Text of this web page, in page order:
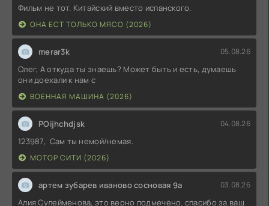
Фильм не тот. Китайский вместо испанского.
ОНА ЕСТ ТОЛЬКО МЯСО (2026)
merar3k 05.08.26
Олег, А откуда ты знаешь? Может быть и есть, думаешь
они доехали к нам с
ВОЕННАЯ МАШИНА (2026)
POijhchdjsk 04.08.26
123987, Сам ты немой/немая.
МОТОР СИТИ (2026)
артем зубарев иваново сосновая 9а 03.08.26
Алия Сулейменова, это верно подмечено. спасибо за ваш